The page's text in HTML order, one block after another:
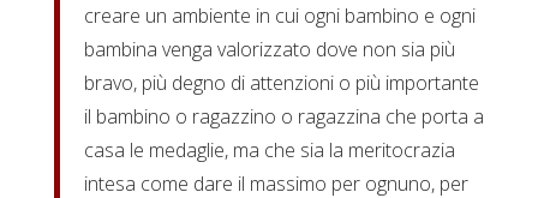
creare un ambiente in cui ogni bambino e ogni
bambina venga valorizzato dove non sia più
bravo, più degno di attenzioni o più importante
il bambino o ragazzino o ragazzina che porta a
casa le medaglie, ma che sia la meritocrazia
intesa come dare il massimo per ognuno, per